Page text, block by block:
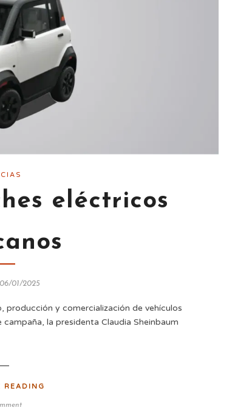
eléctricos
01/2025
producción y comercialización de vehículos
la presidenta Claudia Sheinbaum
READING